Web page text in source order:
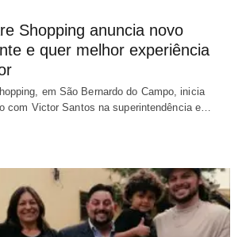
Shopping anuncia novo
e quer melhor experiência
em São Bernardo do Campo, inicia
com Victor Santos na superintendência e…